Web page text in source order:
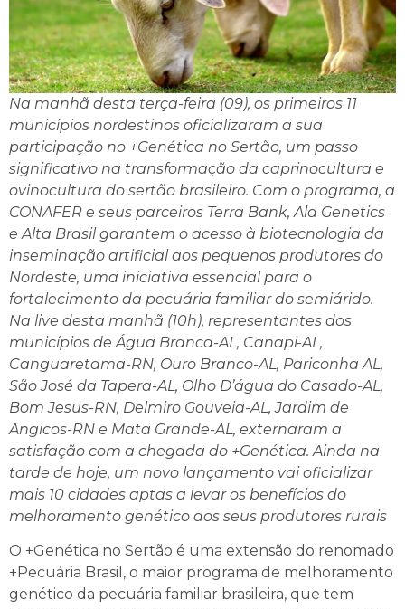
Na manhã desta terça-feira (09), os primeiros 11
municípios nordestinos oficializaram a sua
participação no +Genética no Sertão, um passo
significativo na transformação da caprinocultura e
ovinocultura do sertão brasileiro. Com o programa, a
CONAFER e seus parceiros Terra Bank, Ala Genetics
e Alta Brasil garantem o acesso à biotecnologia da
inseminação artificial aos pequenos produtores do
Nordeste, uma iniciativa essencial para o
fortalecimento da pecuária familiar do semiárido.
Na live desta manhã (10h), representantes dos
municípios de Água Branca-AL, Canapi-AL,
Canguaretama-RN, Ouro Branco-AL, Pariconha AL,
São José da Tapera-AL, Olho D’água do Casado-AL,
Bom Jesus-RN, Delmiro Gouveia-AL, Jardim de
Angicos-RN e Mata Grande-AL, externaram a
satisfação com a chegada do +Genética. Ainda na
tarde de hoje, um novo lançamento vai oficializar
mais 10 cidades aptas a levar os benefícios do
melhoramento genético aos seus produtores rurais
O +Genética no Sertão é uma extensão do renomado
+Pecuária Brasil, o maior programa de melhoramento
genético da pecuária familiar brasileira, que tem